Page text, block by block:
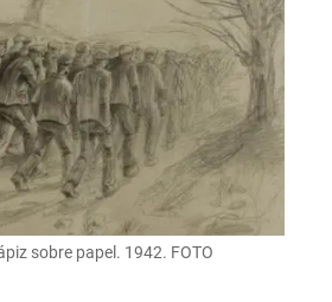
sobre papel. 1942. FOTO